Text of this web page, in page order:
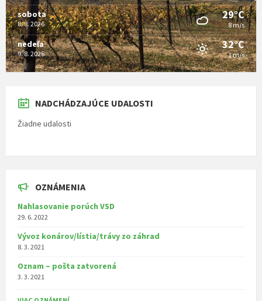
sobota
8. 8. 2026
29°C
8 m/s
nedeľa
9. 8. 2026
32°C
1 m/s
NADCHÁDZAJÚCE UDALOSTI
Žiadne udalosti
OZNÁMENIA
Nahlasovanie porúch VSD
29. 6. 2022
Vývoz konárov/lístia/trávy zo záhrad
8. 3. 2021
Oznam – pošta zatvorená
3. 3. 2021